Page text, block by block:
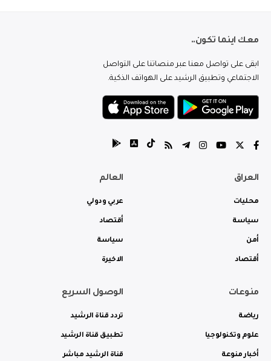
معك اينما تكون..
ابقى على تواصل معنا عبر منصاتنا على التواصل
الاجتماعي وتطبيق الرشيد على الهواتف الذكية.
العراق
محليات
سياسة
أمن
أقتصاد
العالم
عربي ودولي
أقتصاد
سياسة
الاخيرة
منوعات
رياضة
علوم وتكنولوجيا
أخبار منوعة
الوصول السريع
تردد قناة الرشيد
تطبيق قناة الرشيد
قناة الرشيد مباشر